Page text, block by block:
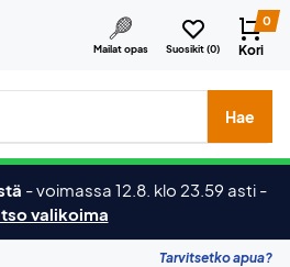
Mailat opas Suosikit (0)
0
Kori
merkkejä jne.
Hae
-voimassa 12.8. klo 23.59 asti -
valikoima
Tarvitsetko apua?